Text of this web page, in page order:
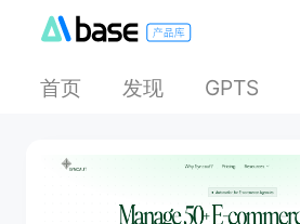
首页 发现 GPTS